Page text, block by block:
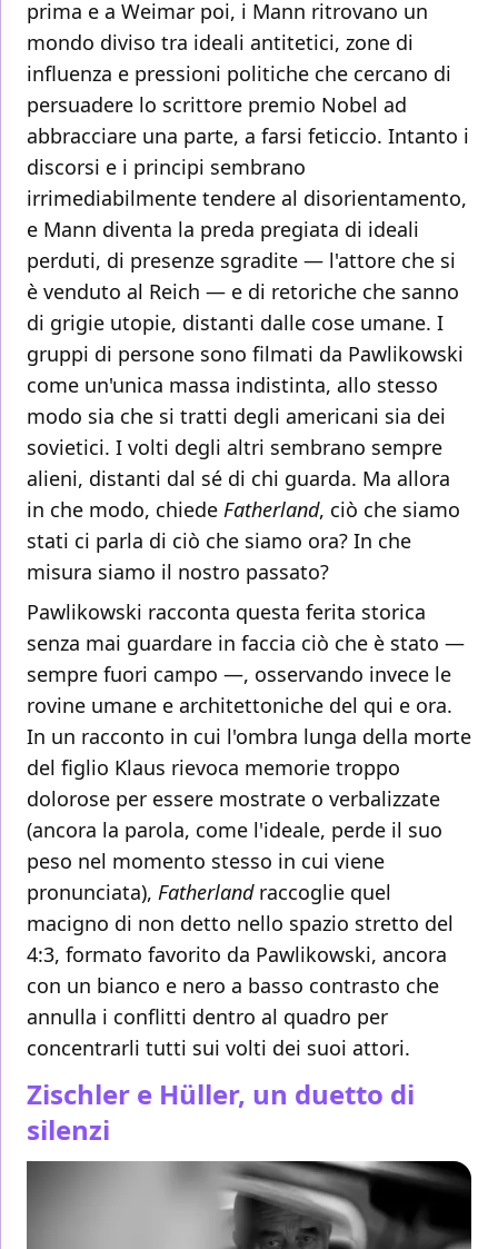
prima e a Weimar poi, i Mann ritrovano un
mondo diviso tra ideali antitetici, zone di
influenza e pressioni politiche che cercano di
persuadere lo scrittore premio Nobel ad
abbracciare una parte, a farsi feticcio. Intanto i
discorsi e i principi sembrano
irrimediabilmente tendere al disorientamento,
e Mann diventa la preda pregiata di ideali
perduti, di presenze sgradite — l'attore che si
è venduto al Reich — e di retoriche che sanno
di grigie utopie, distanti dalle cose umane. I
gruppi di persone sono filmati da Pawlikowski
come un'unica massa indistinta, allo stesso
modo sia che si tratti degli americani sia dei
sovietici. I volti degli altri sembrano sempre
alieni, distanti dal sé di chi guarda. Ma allora
in che modo, chiede Fatherland, ciò che siamo
stati ci parla di ciò che siamo ora? In che
misura siamo il nostro passato?
Pawlikowski racconta questa ferita storica
senza mai guardare in faccia ciò che è stato —
sempre fuori campo —, osservando invece le
rovine umane e architettoniche del qui e ora.
In un racconto in cui l'ombra lunga della morte
del figlio Klaus rievoca memorie troppo
dolorose per essere mostrate o verbalizzate
(ancora la parola, come l'ideale, perde il suo
peso nel momento stesso in cui viene
pronunciata), Fatherlandraccoglie quel
macigno di non detto nello spazio stretto del
4:3, formato favorito da Pawlikowski, ancora
con un bianco e nero a basso contrasto che
annulla i conflitti dentro al quadro per
concentrarli tutti sui volti dei suoi attori.
Zischler e Hüller, un duetto di
silenzi